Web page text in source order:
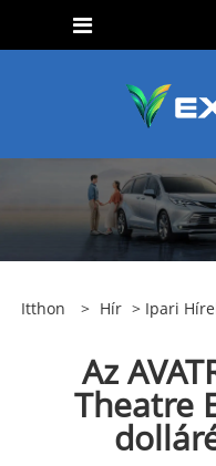
Itthon > Hír > Ipari
Az
Theatre